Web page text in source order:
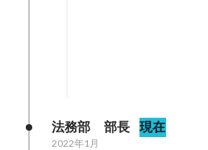
法務部　部長 現在
2022年1月